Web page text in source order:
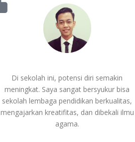
Di sekolah ini, potensi diri semakin
meningkat. Saya sangat bersyukur bisa
sekolah lembaga pendidikan berkualitas,
mengajarkan kreatifitas, dan dibekali ilmu
agama.